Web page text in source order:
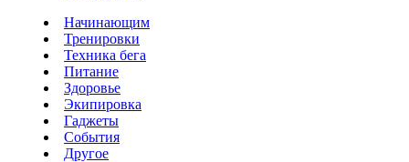
Начинающим
Тренировки
Техника бега
Питание
Здоровье
Экипировка
Гаджеты
События
Другое